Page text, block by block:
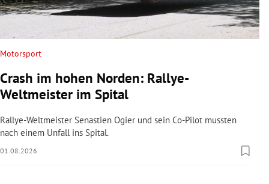
Motorsport
Crash im hohen Norden: Rallye-
Weltmeister im Spital
Rallye-Weltmeister Senastien Ogier und sein Co-Pilot mussten
nach einem Unfall ins Spital.
01.08.2026